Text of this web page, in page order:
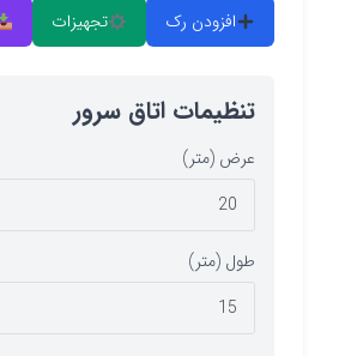
افزودن رک تجهیزات
تنظیمات اتاق سرور
عرض (متر)
طول (متر)